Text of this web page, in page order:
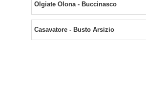
Olgiate Olona - Buccinasco
Casavatore - Busto Arsizio